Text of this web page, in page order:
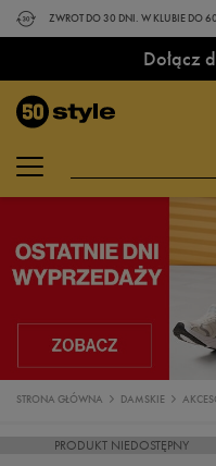
ZWROT DO 30 DNI. W KLUBIE DO
Dołącz
STRONA GŁÓWNA DAMSKIE
PRODUKT NIEDOSTĘPNY